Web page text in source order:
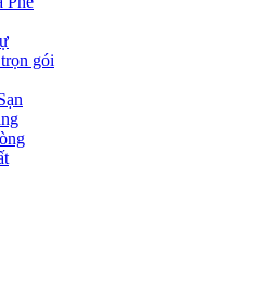
gói